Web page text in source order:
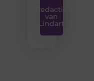
Redactie
van
Lindart